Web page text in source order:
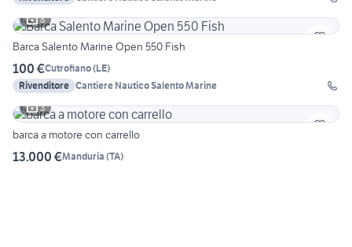
8
Barca Salento Marine Open 550 Fish
100 €Cutrofiano(LE)
Rivenditore Cantiere Nautico Salento Marine
3
barca a motore con carrello
13.000 €Manduria (TA)